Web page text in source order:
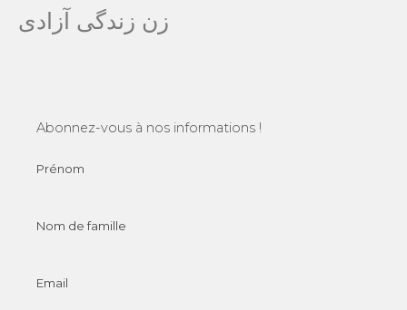
زن زندگی آزادی
Abonnez-vous à nos informations !
Prénom
Nom de famille
Email